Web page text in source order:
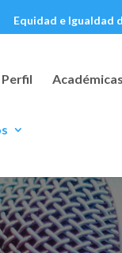
Equidad e Igualdad
Perfil